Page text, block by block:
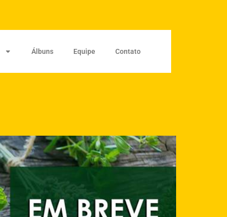
Álbuns Equipe Contato